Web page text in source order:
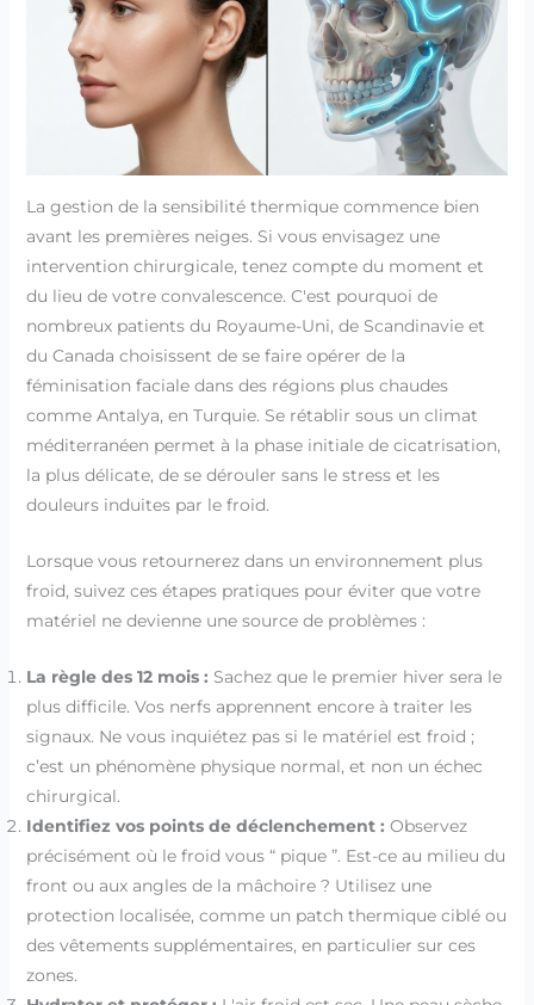
La gestion de la sensibilité thermique commence bien
avant les premières neiges. Si vous envisagez une
intervention chirurgicale, tenez compte du moment et
du lieu de votre convalescence. C'est pourquoi de
nombreux patients du Royaume-Uni, de Scandinavie et
du Canada choisissent de se faire opérer de la
féminisation faciale dans des régions plus chaudes
comme Antalya, en Turquie. Se rétablir sous un climat
méditerranéen permet à la phase initiale de cicatrisation,
la plus délicate, de se dérouler sans le stress et les
douleurs induites par le froid.
Lorsque vous retournerez dans un environnement plus
froid, suivez ces étapes pratiques pour éviter que votre
matériel ne devienne une source de problèmes :
La règle des 12 mois : Sachez que le premier hiver sera le
plus difficile. Vos nerfs apprennent encore à traiter les
signaux. Ne vous inquiétez pas si le matériel est froid ;
c’est un phénomène physique normal, et non un échec
chirurgical.
Identifiez vos points de déclenchement : Observez
précisément où le froid vous “ pique ”. Est-ce au milieu du
front ou aux angles de la mâchoire ? Utilisez une
protection localisée, comme un patch thermique ciblé ou
des vêtements supplémentaires, en particulier sur ces
zones.